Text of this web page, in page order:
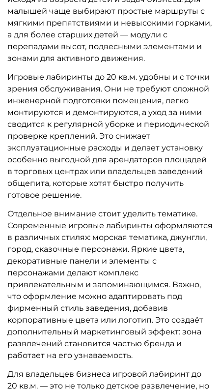
219 345 ₽
208 900 ₽
130 830 ₽
124 600 ₽
Предзаказ
A-102183 Детский игровой
лабиринт «Летняя поляна»
400 785 ₽
381 700 ₽
Предзаказ
A-102182 Детский игровой
лабиринт «В мире забав»
Предзаказ
A-102181 Детский игровой
лабиринт «Тропинки
Удивлений»
Предзаказ
A-102180 Детский игровой
лабиринт «Сладкий
секрет»